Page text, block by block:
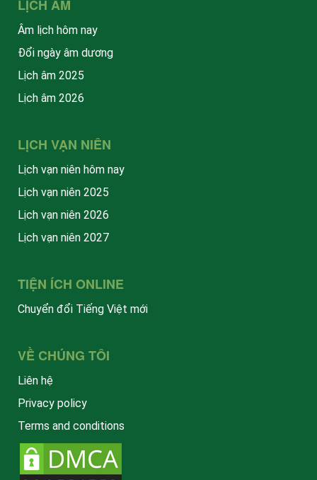
LỊCH ÂM
Âm lịch hôm nay
Đổi ngày âm dương
Lịch âm 2025
Lịch âm 2026
LỊCH VẠN NIÊN
Lịch vạn niên hôm nay
Lịch vạn niên 2025
Lịch vạn niên 2026
Lịch vạn niên 2027
TIỆN ÍCH ONLINE
Chuyển đổi Tiếng Việt mới
VỀ CHÚNG TÔI
Liên hệ
Privacy policy
Terms and conditions